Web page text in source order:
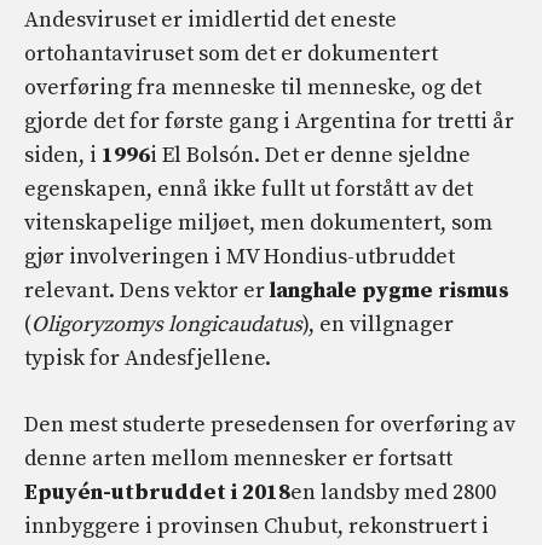
Andesviruset er imidlertid det eneste
ortohantaviruset som det er dokumentert
overføring fra menneske til menneske, og det
gjorde det for første gang i Argentina for tretti år
siden, i 1996i El Bolsón. Det er denne sjeldne
egenskapen, ennå ikke fullt ut forstått av det
vitenskapelige miljøet, men dokumentert, som
gjør involveringen i MV Hondius-utbruddet
relevant. Dens vektor erlanghale pygme rismus
(Oligoryzomys longicaudatus), en villgnager
typisk for Andesfjellene.
Den mest studerte presedensen for overføring av
denne arten mellom mennesker er fortsatt
Epuyén-utbruddet i 2018en landsby med 2800
innbyggere i provinsen Chubut, rekonstruert i